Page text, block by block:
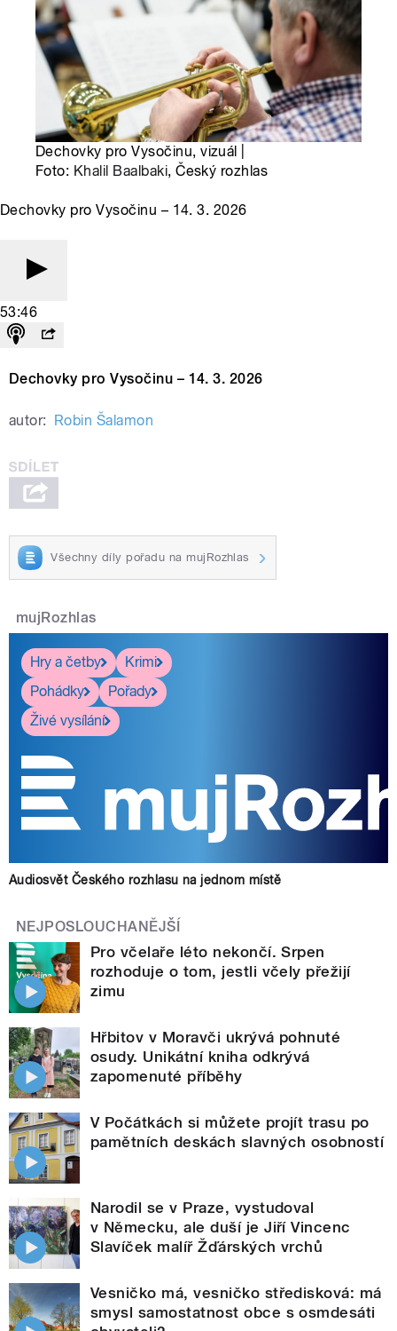
Dechovky pro Vysočinu, vizuál |
Foto: Khalil Baalbaki, Český rozhlas
Dechovky pro Vysočinu – 14. 3. 2026
53:46
Dechovky pro Vysočinu – 14. 3. 2026
autor: Robin Šalamon
Všechny díly pořadu na mujRozhlas
mujRozhlas
Hry a četby
Krimi
Pohádky
Pořady
Živé vysílání
Audiosvět Českého rozhlasu na jednom místě
NEJPOSLOUCHANĚJŠÍ
Pro včelaře léto nekončí. Srpen
rozhoduje o tom, jestli včely přežijí
zimu
Hřbitov v Moravči ukrývá pohnuté
osudy. Unikátní kniha odkrývá
zapomenuté příběhy
V Počátkách si můžete projít trasu po
pamětních deskách slavných osobností
Narodil se v Praze, vystudoval
v Německu, ale duší je Jiří Vincenc
Slavíček malíř Žďárských vrchů
Vesničko má, vesničko středisková: má
smysl samostatnost obce s osmdesáti